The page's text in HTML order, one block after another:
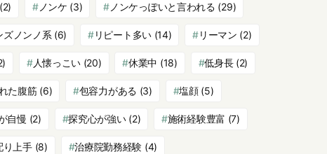
(2) ノンケ (3) ノンケっぽいと言われる (29)
ズノンノ系 (6) リピート多い(14) リーマン (2)
人懐っこい (20) 休業中 (18) 低身長(2)
た腹筋(6) 包容力がある (3) 塩顔(5)
自慢 (2) 探究心が強い(2) 施術経験豊富 (7)
り上手(8) 治療院勤務経験 (4)